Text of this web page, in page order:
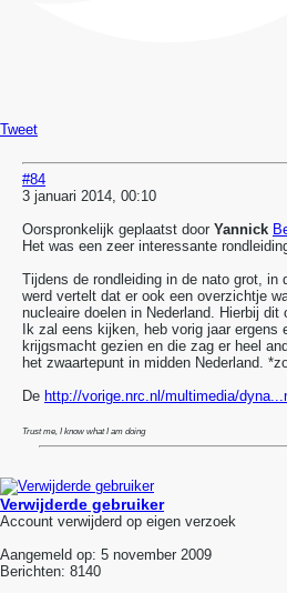
Tweet
#84
3 januari 2014, 00:10
Oorspronkelijk geplaatst door Yannick
Het was een zeer interessante
Tijdens de rondleiding in de nato grot, in
werd vertelt dat er ook een overzichtje
nucleaire doelen in Nederland. Hierbij dit
Ik zal eens kijken, heb vorig jaar ergens
krijgsmacht gezien en die zag er heel
het zwaartepunt in midden Nederland.
De http://vorige.nrc.nl/multimedia/
Trust me, I know what I am doing
Verwijderde gebruiker
Account verwijderd op eigen verzoek
Aangemeld op: 5 november 2009
Berichten: 8140